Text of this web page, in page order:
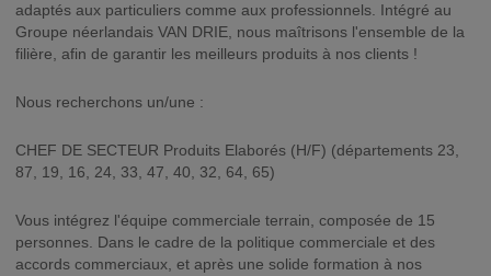
adaptés aux particuliers comme aux professionnels. Intégré au
Groupe néerlandais VAN DRIE, nous maîtrisons l'ensemble de la
filière, afin de garantir les meilleurs produits à nos clients !
Nous recherchons un/une :
CHEF DE SECTEUR Produits Elaborés (H/F) (départements 23,
87, 19, 16, 24, 33, 47, 40, 32, 64, 65)
Vous intégrez l'équipe commerciale terrain, composée de 15
personnes. Dans le cadre de la politique commerciale et des
accords commerciaux, et après une solide formation à nos